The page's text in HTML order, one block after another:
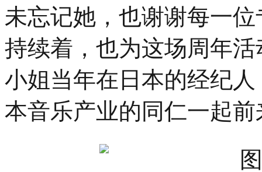
未忘记她，也谢谢每一
持续着，也为这场周年
小姐当年在日本的经纪
本音乐产业的同仁一起